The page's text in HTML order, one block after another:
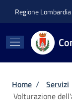
Regione Lombardia
Briciole
Home / Servizi
Volturazione